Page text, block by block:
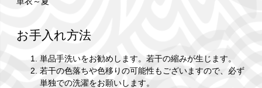
お手入れ方法
単品手洗いをお勧めします。若干の縮みが生じます。
若干の色落ちや色移りの可能性もございますので、必ず
単独での洗濯をお願いします。